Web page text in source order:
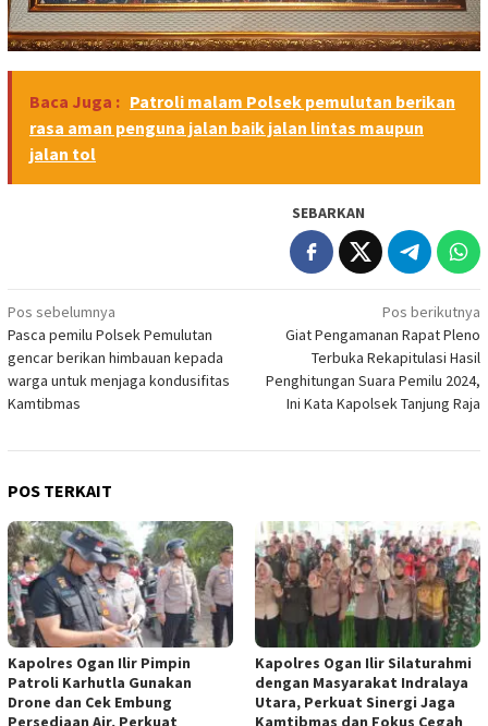
Baca Juga : Patroli malam Polsek pemulutan berikan
rasa aman penguna jalan baik jalan lintas maupun
jalan tol
SEBARKAN
Navigasi
pos
Pos sebelumnya
Pasca pemilu Polsek Pemulutan
gencar berikan himbauan kepada
warga untuk menjaga kondusifitas
Kamtibmas
Pos berikutnya
Giat Pengamanan Rapat Pleno
Terbuka Rekapitulasi Hasil
Penghitungan Suara Pemilu 2024,
Ini Kata Kapolsek Tanjung Raja
POS TERKAIT
Kapolres Ogan Ilir Pimpin
Patroli Karhutla Gunakan
Drone dan Cek Embung
Persediaan Air, Perkuat
Kapolres Ogan Ilir Silaturahmi
dengan Masyarakat Indralaya
Utara, Perkuat Sinergi Jaga
Kamtibmas dan Fokus Cegah